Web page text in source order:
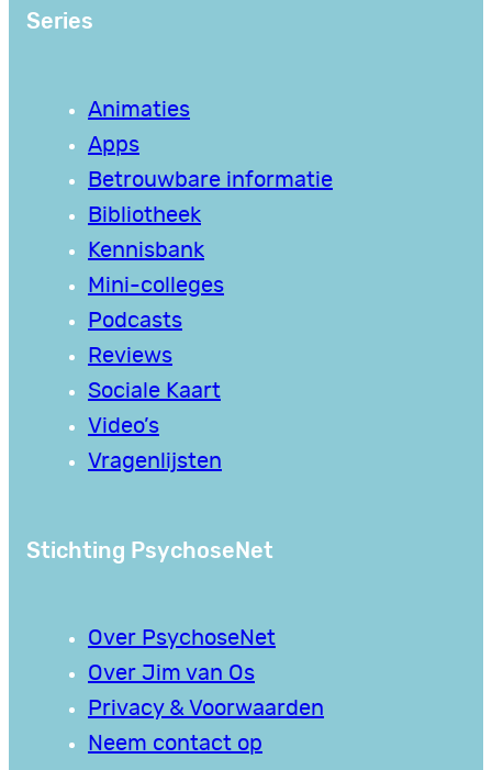
Series
Animaties
Apps
Betrouwbare informatie
Bibliotheek
Kennisbank
Mini-colleges
Podcasts
Reviews
Sociale Kaart
Video’s
Vragenlijsten
Stichting PsychoseNet
Over PsychoseNet
Over Jim van Os
Privacy & Voorwaarden
Neem contact op